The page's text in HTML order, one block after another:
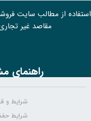
استفاده از مطالب سايت
مقاصد غیر
راهنمای
شرایط و
شرایط